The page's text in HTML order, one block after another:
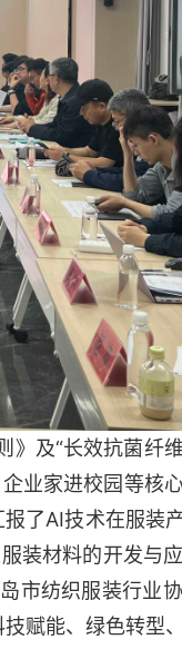
》及“长效抗菌纤
业家进校园等核
了AI技术在服装
装材料的开发与
市纺织服装行业
赋能、绿色转型